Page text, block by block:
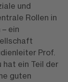
und
Rollen in
ein
Prof.
hat ein Teil der
guten